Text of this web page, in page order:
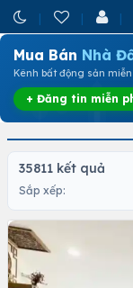
Mua Bán Nhà
Kênh bất động sản
+ Đăng tin miễn
35811 kết quả
Sắp xếp: